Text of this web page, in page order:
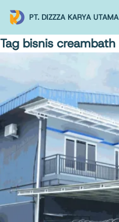
PT. DIZZZA KARYA UTAMA
Tag bisnis creambath